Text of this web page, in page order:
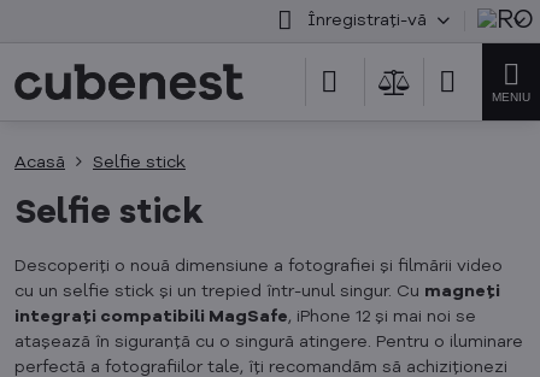
Înregistrați-vă
Acasă Selfie stick
Selfie stick
Descoperiți o nouă dimensiune a fotografiei și filmării video
cu un selfie stick și un trepied într-unul singur. Cu magneți
integrați compatibili MagSafe, iPhone 12 și mai noi se
atașează în siguranță cu o singură atingere. Pentru o iluminare
perfectă a fotografiilor tale, îți recomandăm să achiziționezi